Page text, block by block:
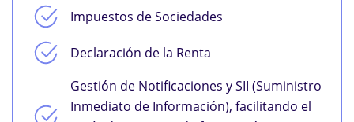
Impuestos de Sociedades
Declaración de la Renta
Gestión de Notificaciones y SII (Suministro
Inmediato de Información), facilitando el